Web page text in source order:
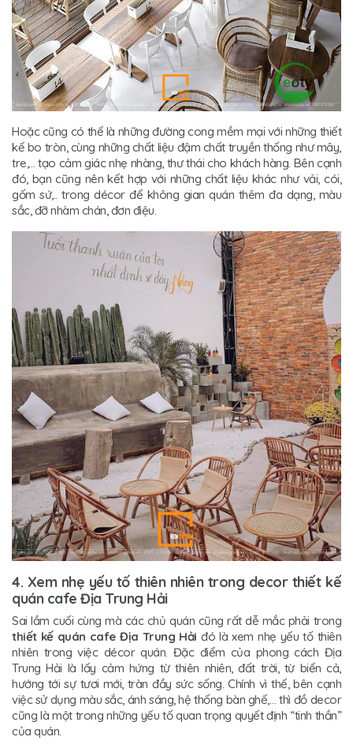
Hoặc cũng có thể là những đường cong mềm mại với những thiết
kế bo tròn, cùng những chất liệu đậm chất truyền thống như mây,
tre,… tạo cảm giác nhẹ nhàng, thư thái cho khách hàng. Bên cạnh
đó, bạn cũng nên kết hợp với những chất liệu khác như vải, cói,
gốm sứ,.. trong décor để không gian quán thêm đa dạng, màu
sắc, đỡ nhàm chán, đơn điệu.
4. Xem nhẹ yếu tố thiên nhiên trong decor thiết kế
quán cafe Địa Trung Hải
Sai lầm cuối cùng mà các chủ quán cũng rất dễ mắc phải trong
thiết kế quán cafe Địa Trung Hảiđó là xem nhẹ yếu tố thiên
nhiên trong việc décor quán. Đặc điểm của phong cách Địa
Trung Hải là lấy cảm hứng từ thiên nhiên, đất trời, từ biển cả,
hướng tới sự tươi mới, tràn đầy sức sống. Chính vì thế, bên cạnh
việc sử dụng màu sắc, ánh sáng, hệ thống bàn ghế,… thì đồ decor
cũng là một trong những yếu tố quan trọng quyết định “tinh thần”
của quán.